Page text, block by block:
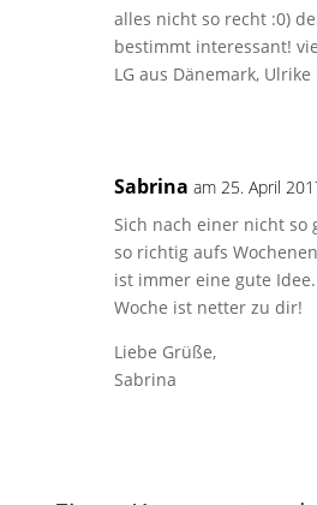
alles nicht so recht :0)
bestimmt interessant!
LG aus Dänemark, Ulrike
Sabrina am 25. April
Sich nach einer nicht so
so richtig aufs
ist immer eine gute
Woche ist netter zu dir!
Liebe Grüße,
Sabrina